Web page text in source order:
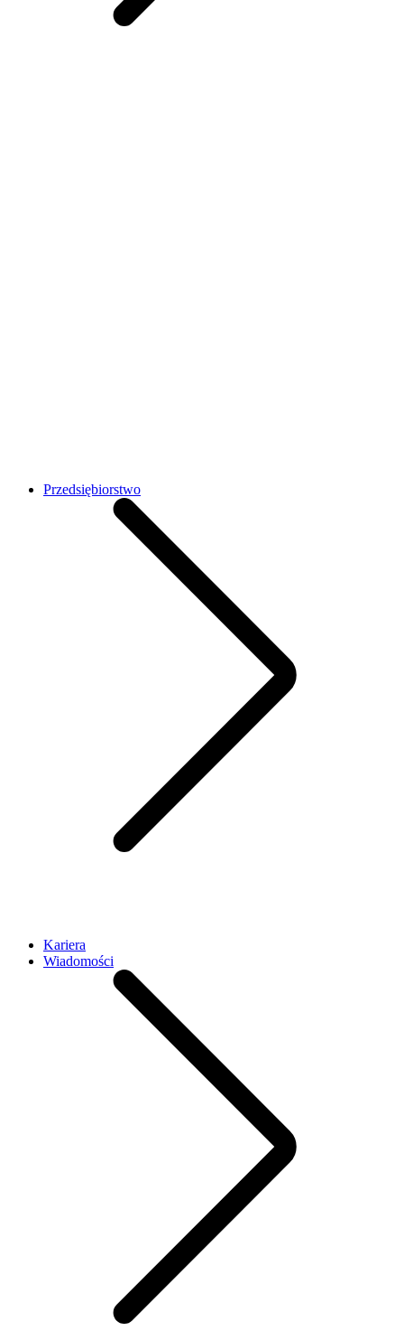
Przedsiębiorstwo
Kariera
Wiadomości